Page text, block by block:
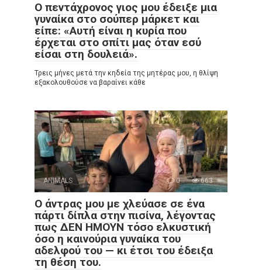
Ο πεντάχρονος γιος μου έδειξε μια
γυναίκα στο σούπερ μάρκετ και
είπε: «Αυτή είναι η κυρία που
έρχεται στο σπίτι μας όταν εσύ
είσαι στη δουλειά».
Τρεις μήνες μετά την κηδεία της μητέρας μου, η θλίψη
εξακολουθούσε να βαραίνει κάθε
ANIMALS 0 663
Ο άντρας μου με χλεύασε σε ένα
πάρτι δίπλα στην πισίνα, λέγοντας
πως ΔΕΝ ΗΜΟΥΝ τόσο ελκυστική
όσο η καινούρια γυναίκα του
αδελφού του — κι έτσι του έδειξα
τη θέση του.